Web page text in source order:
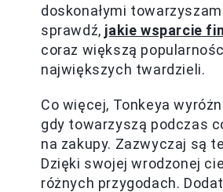
doskonałymi
sprawdź, jakie wsparcie
coraz większą
największych twardzieli.
Co więcej, Tonkeya
gdy towarzyszą podczas
na zakupy. Zazwyczaj są
Dzięki swojej wrodzonej
różnych przygodach.